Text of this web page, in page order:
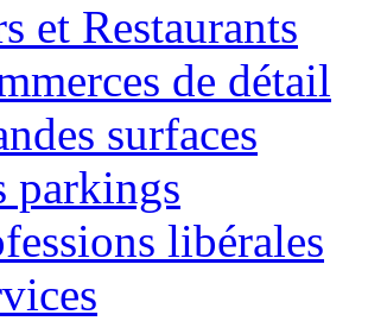
et Restaurants
de détail
surfaces
parkings
libérales